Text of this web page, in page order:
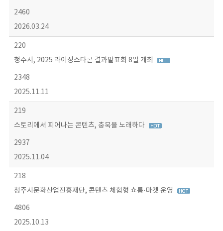
2460
2026.03.24
220
청주시, 2025 라이징스타콘 결과발표회 8일 개최
2348
2025.11.11
219
스토리에서 피어나는 콘텐츠, 충북을 노래하다
2937
2025.11.04
218
청주시문화산업진흥재단, 콘텐츠 체험형 쇼룸·마켓 운영
4806
2025.10.13